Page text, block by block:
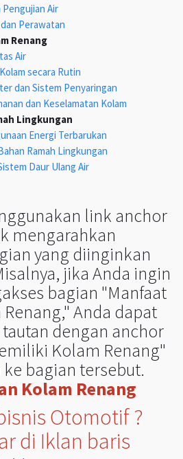
Air
Perawatan
Renang
Air
secara Rutin
dan Sistem Penyaringan
dan Keselamatan Kolam
Lingkungan
Energi Terbarukan
Ramah Lingkungan
Daur Ulang Air
link anchor
mengarahkan
yang diinginkan
jika Anda ingin
bagian "Manfaat
Anda dapat
dengan anchor
Kolam Renang"
bagian tersebut.
Kolam Renang
Otomotif ?
di Iklan baris